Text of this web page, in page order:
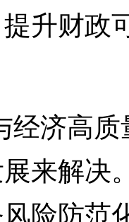
升财政
济高质
来解决
险防范